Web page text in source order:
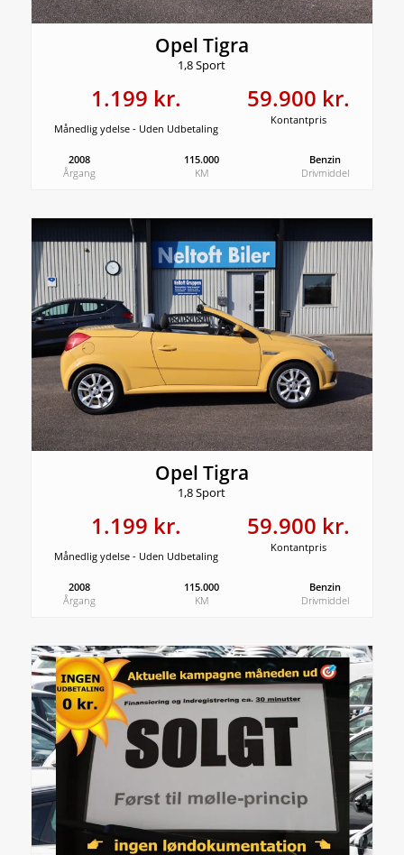
Opel Tigra
1,8 Sport
1.199 kr.
Månedlig ydelse - Uden Udbetaling
59.900 kr.
Kontantpris
2008
Årgang
115.000
KM
Benzin
Drivmiddel
Opel Tigra
1,8 Sport
1.199 kr.
Månedlig ydelse - Uden Udbetaling
59.900 kr.
Kontantpris
2008
Årgang
115.000
KM
Benzin
Drivmiddel